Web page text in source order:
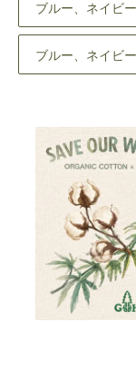
ブルー、ネイビ
ブルー、ネイビ